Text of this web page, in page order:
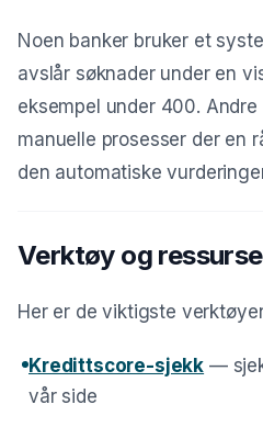
Noen banker bruker et
avslår søknader under en
eksempel under 400.
manuelle prosesser der en
den automatiske
Verktøy og
Her er de viktigste
Kredittscore-sjekk —
vår side